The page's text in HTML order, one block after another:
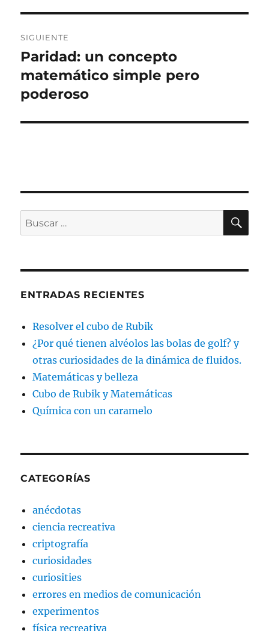
SIGUIENTE
Entrada
siguiente:
Paridad: un concepto
matemático simple pero
poderoso
Buscar
por:
ENTRADAS RECIENTES
Resolver el cubo de Rubik
¿Por qué tienen alvéolos las bolas de golf? y
otras curiosidades de la dinámica de fluidos.
Matemáticas y belleza
Cubo de Rubik y Matemáticas
Química con un caramelo
CATEGORÍAS
anécdotas
ciencia recreativa
criptografía
curiosidades
curiosities
errores en medios de comunicación
experimentos
física recreativa